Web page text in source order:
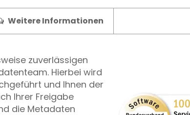
Weitere Informationen
zuverlässigen
Hierbei wird
und Ihnen der
Ihrer Freigabe
die Metadaten